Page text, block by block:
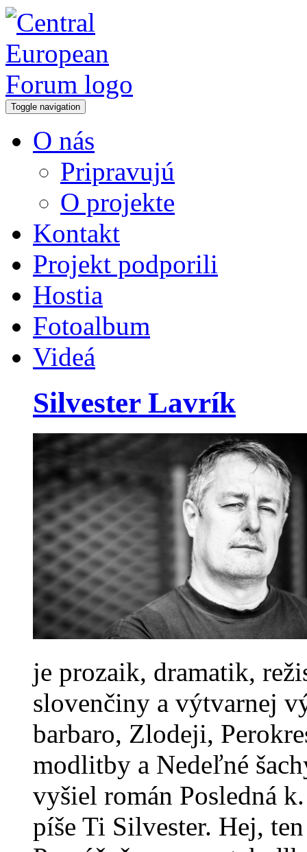
Toggle navigation
O nás
Pripravujú
O projekte
Kontakt
Projekt podporili
Hostia
Fotoalbum
Videá
Silvester Lavrík
je prozaik, dramatik,
slovenčiny a výtvarnej
barbaro, Zlodeji,
modlitby a Nedeľné
vyšiel román Posledná
píše Ti Silvester. Hej,